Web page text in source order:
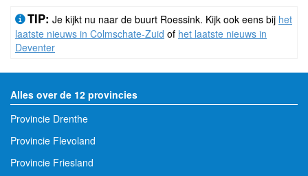
TIP: Je kijkt nu naar de buurt Roessink. Kijk ook eens bij het
laatste nieuws in Colmschate-Zuid of het laatste nieuws in
Deventer
Alles over de 12 provincies
Provincie Drenthe
Provincie Flevoland
Provincie Friesland